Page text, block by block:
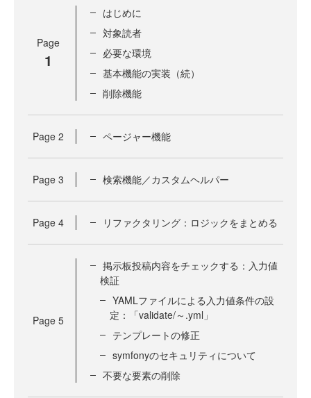
Page
1
はじめに
対象読者
必要な環境
基本機能の実装（続）
削除機能
Page 2 ページャー機能
Page 3 検索機能／カスタムヘルパー
Page 4 リファクタリング：ロジックをまとめる
Page 5
掲示板投稿内容をチェックする：入力値
検証
YAMLファイルによる入力値条件の設
定：「validate/～.yml」
テンプレートの修正
symfonyのセキュリティについて
不要な要素の削除